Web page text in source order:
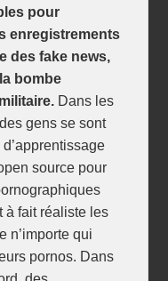
pour
enregistrements
des fake news,
bombe
Dans les
gens se sont
source pour
à fait réaliste les
n’importe qui
pornos. Dans